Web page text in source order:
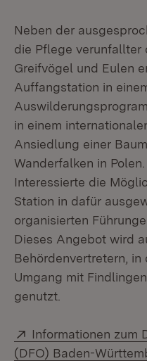
Neben der
die Pflege verunfallter
Greifvögel und Eulen
Auffangstation in
in einem
Ansiedlung einer
Wanderfalken in
Interessierte die
Station in dafür
organisierten
Dieses Angebot wird
Behördenvertretern,
Umgang mit
genutzt.
Extern:
Informationen zum
(DFO) Baden-